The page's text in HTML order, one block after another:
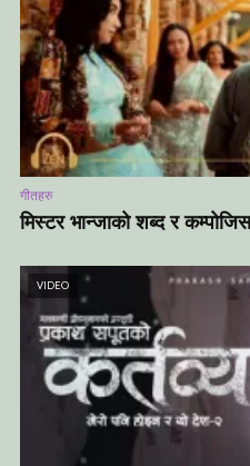
गीतहरु
मिस्टर भान्जाको शब्द र
VIDEO